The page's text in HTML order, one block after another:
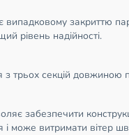
закриттю
рівень надійності.
трьох секцій
забезпечити
може витримати вітер